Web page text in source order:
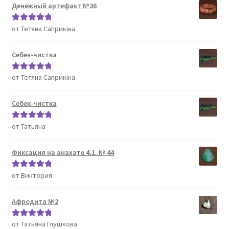
Денежный артефакт №36
Оценка5из
от Тетяна Саприкіна
Себек-чистка
Оценка5из
от Тетяна Саприкіна
Себек-чистка
Оценка5из
от Татьяна
Фиксация на анахате 4.1. № 44
Оценка5из
от Виктория
Афродита №2
Оценка5из
от Татьяна Глушкова